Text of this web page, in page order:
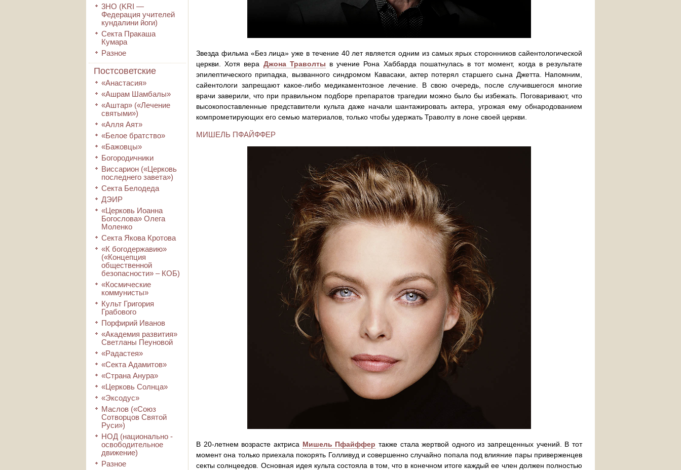
3HO (KRI ―
Федерация учителей
кундалини йоги)
Секта Пракаша
Кумара
Разное
Постсоветские
«Анастасия»
«Ашрам Шамбалы»
«Аштар» («Лечение
святыми»)
«Алля Аят»
«Белое братство»
«Бажовцы»
Богородичники
Виссарион («Церковь
последнего завета»)
Секта Белодеда
ДЭИР
«Церковь Иоанна
Богослова» Олега
Моленко
Секта Якова Кротова
«К богодержавию»
(«Концепция
общественной
безопасности» – КОБ)
«Космические
коммунисты»
Культ Григория
Грабового
Порфирий Иванов
«Академия развития»
Светланы Пеуновой
«Радастея»
«Секта Адамитов»
«Страна Анура»
«Церковь Солнца»
«Эксодус»
Маслов («Союз
Сотворцов Святой
Руси»)
НОД (национально -
освободительное
движение)
Разное
Звезда фильма «Без лица» уже в течение 40 лет является одним из самых ярых сторонников сайентологической
церкви. Хотя вера Джона Траволты в учение Рона Хаббарда пошатнулась в тот момент, когда в результате
эпилептического припадка, вызванного синдромом Кавасаки, актер потерял старшего сына Джетта. Напомним,
сайентологи запрещают какое-либо медикаментозное лечение. В свою очередь, после случившегося многие
врачи заверили, что при правильном подборе препаратов трагедии можно было бы избежать. Поговаривают, что
высокопоставленные представители культа даже начали шантажировать актера, угрожая ему обнародованием
компрометирующих его семью материалов, только чтобы удержать Траволту в лоне своей церкви.
МИШЕЛЬ ПФАЙФФЕР
В 20-летнем возрасте актриса Мишель Пфайффер также стала жертвой одного из запрещенных учений. В тот
момент она только приехала покорять Голливуд и совершенно случайно попала под влияние пары приверженцев
секты солнцеедов. Основная идея культа состояла в том, что в конечном итоге каждый ее член должен полностью